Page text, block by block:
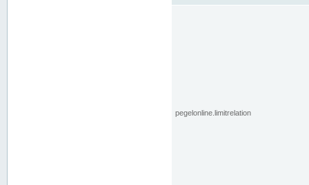
pegelonline.limitrelation